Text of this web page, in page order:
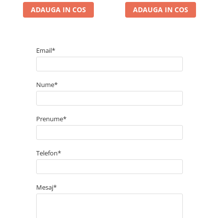
ADAUGA IN COS ADAUGA IN COS
Email*
Nume*
Prenume*
Telefon*
Mesaj*